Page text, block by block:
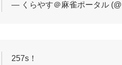
— くらやす＠麻雀ポータル
257s！